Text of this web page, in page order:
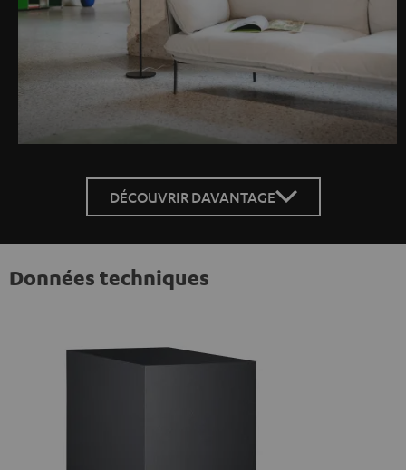
DÉCOUVRIR DAVANTAGE
Données techniques